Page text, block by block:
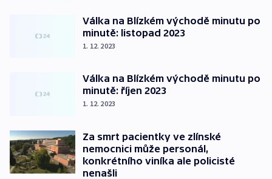
Válka na Blízkém východě minutu po
minutě: listopad 2023
1. 12. 2023
Válka na Blízkém východě minutu po
minutě: říjen 2023
1. 12. 2023
Za smrt pacientky ve zlínské
nemocnici může personál,
konkrétního viníka ale policisté
nenašli